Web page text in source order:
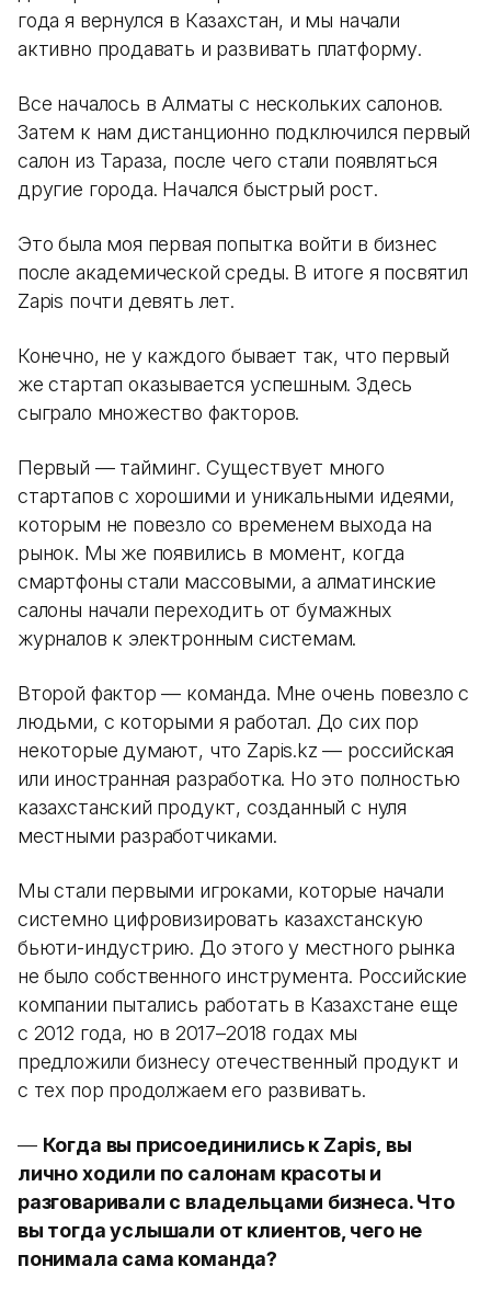
года я вернулся в Казахстан, и мы начали
активно продавать и развивать платформу.
Все началось в Алматы с нескольких салонов.
Затем к нам дистанционно подключился первый
салон из Тараза, после чего стали появляться
другие города. Начался быстрый рост.
Это была моя первая попытка войти в бизнес
после академической среды. В итоге я посвятил
Zapis почти девять лет.
Конечно, не у каждого бывает так, что первый
же стартап оказывается успешным. Здесь
сыграло множество факторов.
Первый — тайминг. Существует много
стартапов с хорошими и уникальными идеями,
которым не повезло со временем выхода на
рынок. Мы же появились в момент, когда
смартфоны стали массовыми, а алматинские
салоны начали переходить от бумажных
журналов к электронным системам.
Второй фактор — команда. Мне очень повезло с
людьми, с которыми я работал. До сих пор
некоторые думают, что Zapis.kz — российская
или иностранная разработка. Но это полностью
казахстанский продукт, созданный с нуля
местными разработчиками.
Мы стали первыми игроками, которые начали
системно цифровизировать казахстанскую
бьюти-индустрию. До этого у местного рынка
не было собственного инструмента. Российские
компании пытались работать в Казахстане еще
с 2012 года, но в 2017–2018 годах мы
предложили бизнесу отечественный продукт и
с тех пор продолжаем его развивать.
— Когда вы присоединились к Zapis, вы
лично ходили по салонам красоты и
разговаривали с владельцами бизнеса. Что
вы тогда услышали от клиентов, чего не
понимала сама команда?